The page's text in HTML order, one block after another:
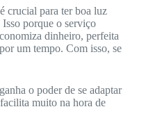
é crucial para ter boa luz
Isso porque o serviço
dinheiro, perfeita
um tempo. Com isso, se
o poder de se adaptar
muito na hora de